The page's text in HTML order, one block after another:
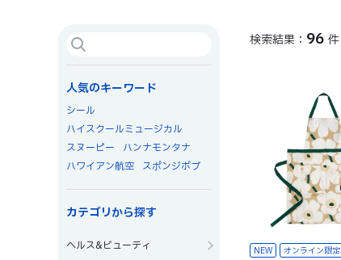
人気のキーワード
シール
ハイスクールミュージカル
スヌーピー
ハンナモンタナ
ハワイアン航空
スポンジボブ
カテゴリから探す
ヘルス&ビューティ
96 件
NEW オンライン限定